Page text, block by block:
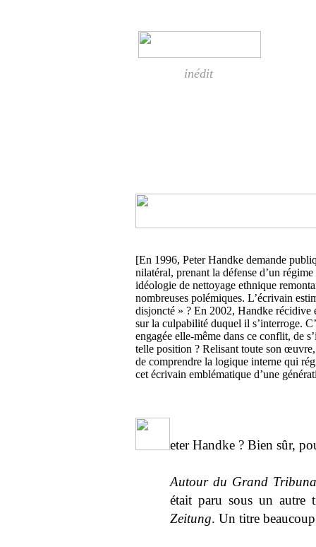
inédit
[En 1996, Peter Handke demande
nilatéral, prenant la défense d’un
idéologie de nettoyage ethnique
nombreuses polémiques. L’écrivain
disjoncté » ? En 2002, Handke
sur la culpabilité duquel il s’interroge.
engagée elle-même dans ce conflit, de
telle position ? Relisant toute son
de comprendre la logique interne qui
cet écrivain emblématique d’une
eter Handke ? Bien sûr,
Autour du Grand
était paru sous un
Zeitung. Un titre